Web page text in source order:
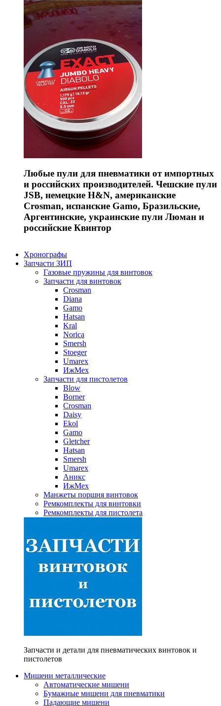
Любые пули для пневматики от импортных
и российских производителей. Чешские пули
JSB, немецкие H&N, американские
Crosman, испанские Gamo, Бразильские,
Аргентинские, украинские пули Люман и
российские Квинтор
Хронографы
Запчасти ЗИП
Газовые пружины для винтовок
Запчасти для винтовок
Crosman
Diana
Gamo
Hatsan
Kral
Norica
Smersh
Stoeger
Umarex
ИжМех
Запчасти для пистолетов
Blow
Borner
Crosman
Daisy
Ekol
Gamo
Gletcher
Hatsan
Smersh
Umarex
Аникс
ИжМех
Манжеты поршня винтовок
Ремкомплекты для винтовки
Ремкомплекты для пистолета
Запчасти и детали для пневматических винтовок и
пистолетов
Мишени металлические
Автоматические мишени
Бумажные мишени для пневматики
Падающие мишени